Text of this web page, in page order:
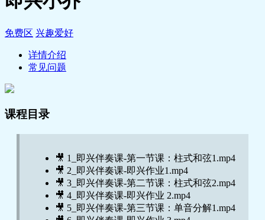
免费区 兴趣爱好
详情介绍
常见问题
课程目录
🎥 1_即兴伴奏课-第一节课：柱式和弦1.mp4
🎥 2_即兴伴奏课-即兴作业1.mp4
🎥 3_即兴伴奏课-第二节课：柱式和弦2.mp4
🎥 4_即兴伴奏课-即兴作业 2.mp4
🎥 5_即兴伴奏课-第三节课：单音分解1.mp4